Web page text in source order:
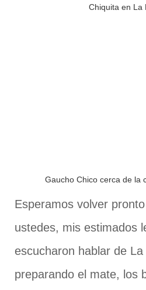
Chiquita en La
Gaucho Chico cerca de la
Esperamos volver
ustedes, mis estimados
escucharon hablar de
preparando el mate, los